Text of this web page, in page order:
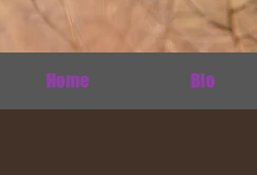
Home Bio